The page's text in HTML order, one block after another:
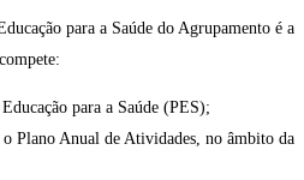
para a Saúde do Agrupamento é a
para a Saúde (PES);
o Plano Anual de Atividades, no âmbito da